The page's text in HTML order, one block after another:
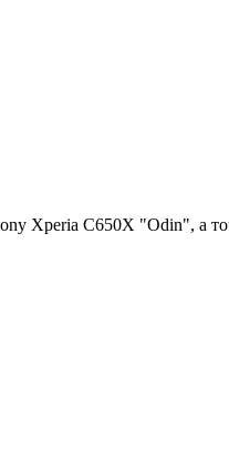
Xperia C650X "Odin", а